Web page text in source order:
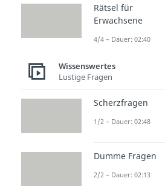
deinem
allem mit
und
Vergleich
Ein
ständige
sein.
sich selbst
sehen,
Rätsel für
Erwachsene
4/4 – Dauer: 02:40
Wissenswertes
Lustige Fragen
Scherzfragen
1/2 – Dauer: 02:48
Dumme Fragen
2/2 – Dauer: 02:13